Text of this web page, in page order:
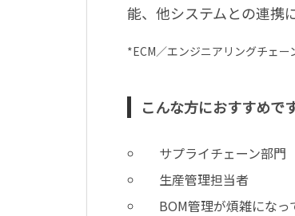
能、他システムとの連携
*ECM／エンジニアリングチェ
こんな方におすすめで
サプライチェーン部門
生産管理担当者
BOM管理が煩雑になっ